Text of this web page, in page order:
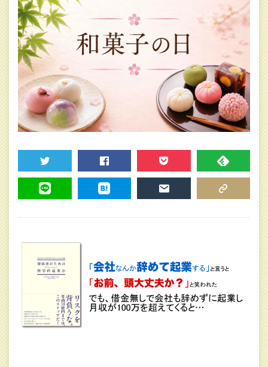
TWEET SHARE POCKET FEEDLY